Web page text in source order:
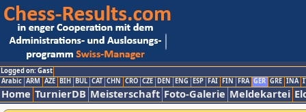
Logged on: Gast
Arabic ARM AZE BIH BUL CAT CHN CRO CZE DEN ENG ESP FAI FIN FRA GER GRE INA
Home TurnierDB Meisterschaft Foto-Galerie Meldekartei